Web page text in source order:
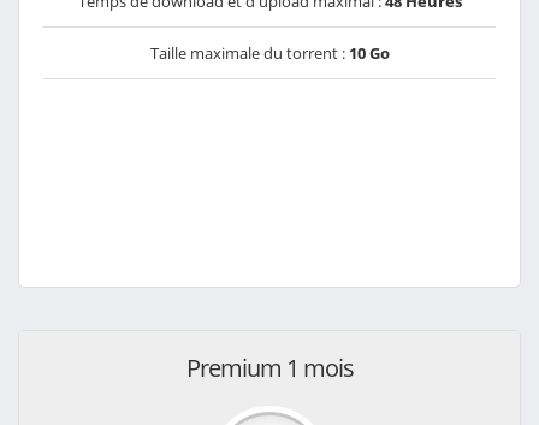
Taille maximale du torrent : 10 Go
Premium 1 mois